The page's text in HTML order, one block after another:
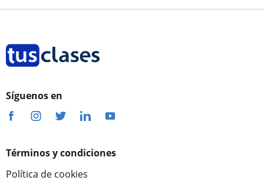
Síguenos en
Términos y condiciones
Política de cookies